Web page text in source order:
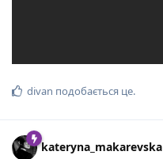
divan подобається це.
kateryna_makarevska